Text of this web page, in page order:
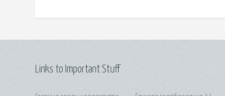
Links to Important Stuff